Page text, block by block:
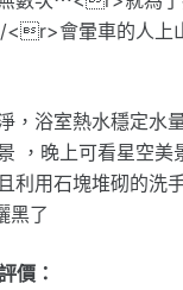
會暈車的人上
，浴室熱水穩定水
，晚上可看星空
利用石塊堆砌的洗
黑了
價：